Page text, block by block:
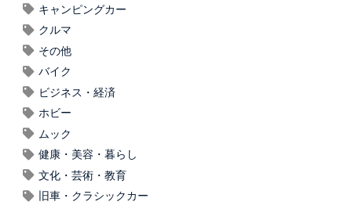
キャンピングカー
クルマ
その他
バイク
ビジネス・経済
ホビー
ムック
健康・美容・暮らし
文化・芸術・教育
旧車・クラシックカー